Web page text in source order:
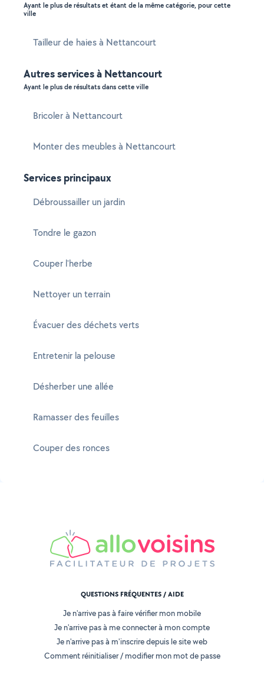
Ayant le plus de résultats et étant de la même catégorie, pour cette
ville
Tailleur de haies à Nettancourt
Autres services à Nettancourt
Ayant le plus de résultats dans cette ville
Bricoler à Nettancourt
Monter des meubles à Nettancourt
Services principaux
Débroussailler un jardin
Tondre le gazon
Couper l'herbe
Nettoyer un terrain
Évacuer des déchets verts
Entretenir la pelouse
Désherber une allée
Ramasser des feuilles
Couper des ronces
QUESTIONS FRÉQUENTES / AIDE
Je n'arrive pas à faire vérifier mon mobile
Je n'arrive pas à me connecter à mon compte
Je n'arrive pas à m'inscrire depuis le site web
Comment réinitialiser / modifier mon mot de passe